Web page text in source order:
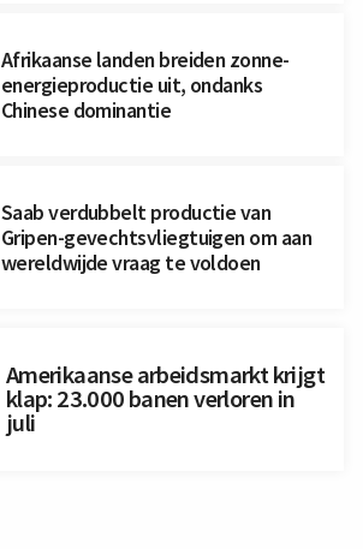
Afrikaanse landen breiden zonne-
energieproductie uit, ondanks
Chinese dominantie
Saab verdubbelt productie van
Gripen-gevechtsvliegtuigen om aan
wereldwijde vraag te voldoen
Amerikaanse arbeidsmarkt krijgt
klap: 23.000 banen verloren in
juli